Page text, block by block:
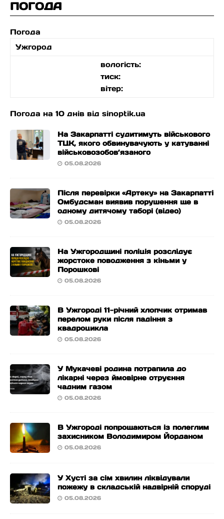
ПОГОДА
Погода
Ужгород
вологість:
тиск:
вітер:
Погода на 10 днів від sinoptik.ua
На Закарпатті судитимуть військового
ТЦК, якого обвинувачують у катуванні
військовозобов’язаного
05.08.2026
Після перевірки «Артеку» на Закарпатті
Омбудсман виявив порушення ще в
одному дитячому таборі (відео)
05.08.2026
На Ужгородщині поліція розслідує
жорстоке поводження з кіньми у
Порошкові
05.08.2026
В Ужгороді 11-річний хлопчик отримав
перелом руки після падіння з
квадроцикла
05.08.2026
У Мукачеві родина потрапила до
лікарні через ймовірне отруєння
чадним газом
05.08.2026
В Ужгороді попрощаються із полеглим
захисником Володимиром Йорданом
05.08.2026
У Хусті за сім хвилин ліквідували
пожежу в складській надвірній споруді
05.08.2026